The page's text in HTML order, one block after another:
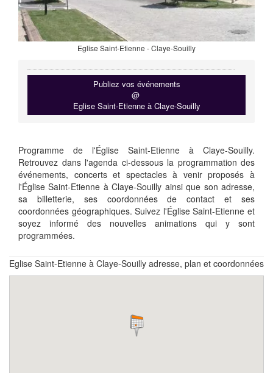
Eglise Saint-Etienne - Claye-Souilly
Publiez vos événements
@
Eglise Saint-Etienne à Claye-Souilly
Programme de l'Église Saint-Etienne à Claye-Souilly.
Retrouvez dans l'agenda ci-dessous la programmation des
événements, concerts et spectacles à venir proposés à
l'Église Saint-Etienne à Claye-Souilly ainsi que son adresse,
sa billetterie, ses coordonnées de contact et ses
coordonnées géographiques. Suivez l'Église Saint-Etienne et
soyez informé des nouvelles animations qui y sont
programmées.
Eglise Saint-Etienne à Claye-Souilly adresse, plan et coordonnées